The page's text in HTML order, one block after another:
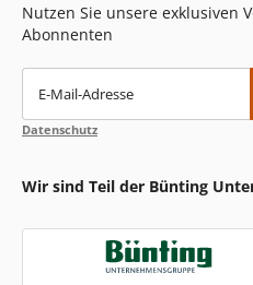
Nutzen Sie unsere exklusiven
Abonnenten
E-Mail-Adresse
Datenschutz
Wir sind Teil der Bünting